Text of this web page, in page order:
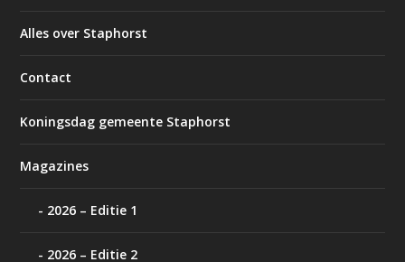
Alles over Staphorst
Contact
Koningsdag gemeente Staphorst
Magazines
2026 – Editie 1
2026 – Editie 2